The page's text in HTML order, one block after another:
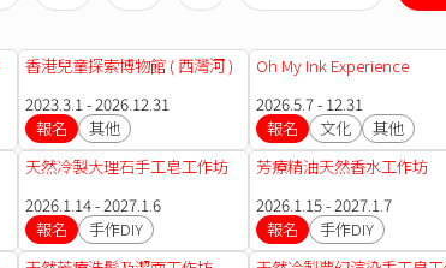
香港兒童探索博物館 ( 西灣河 )
2023.3.1 - 2026.12.31
報名
其他
Oh My Ink Experience
2026.5.7 - 12.31
報名
文化 其他
天然冷製大理石手工皂工作坊
2026.1.14 - 2027.1.6
報名
手作DIY
芳療精油天然香水工作坊
2026.1.15 - 2027.1.7
報名
手作DIY